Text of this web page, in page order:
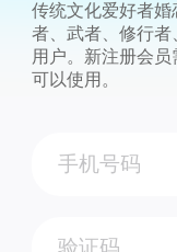
传统文化爱好者
者、武者、修行
用户。新注册会
可以使用。